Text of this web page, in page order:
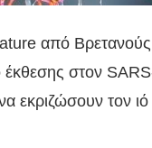
από
στον SARS-
εκριζώσουν τον